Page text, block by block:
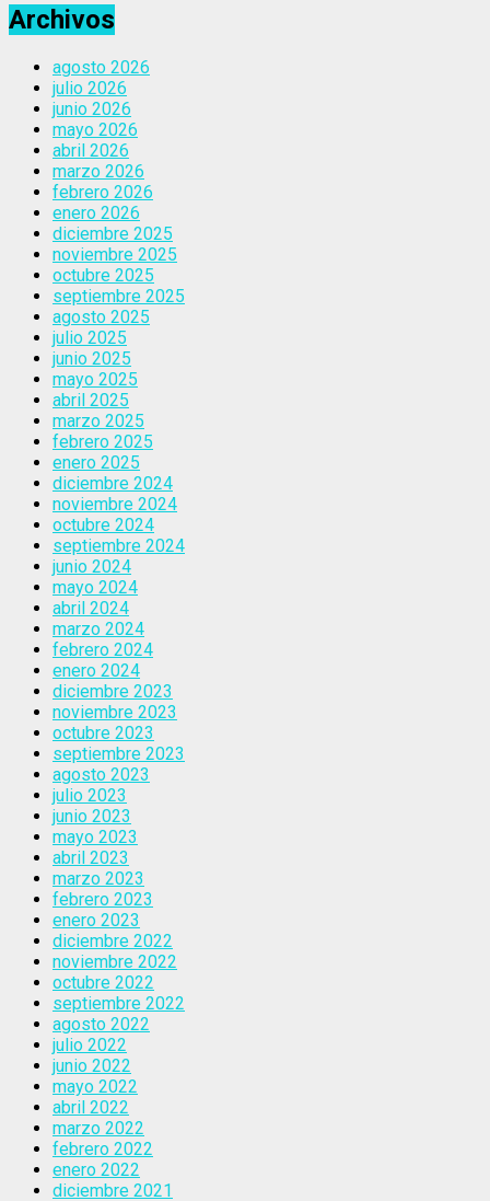
Archivos
agosto 2026
julio 2026
junio 2026
mayo 2026
abril 2026
marzo 2026
febrero 2026
enero 2026
diciembre 2025
noviembre 2025
octubre 2025
septiembre 2025
agosto 2025
julio 2025
junio 2025
mayo 2025
abril 2025
marzo 2025
febrero 2025
enero 2025
diciembre 2024
noviembre 2024
octubre 2024
septiembre 2024
junio 2024
mayo 2024
abril 2024
marzo 2024
febrero 2024
enero 2024
diciembre 2023
noviembre 2023
octubre 2023
septiembre 2023
agosto 2023
julio 2023
junio 2023
mayo 2023
abril 2023
marzo 2023
febrero 2023
enero 2023
diciembre 2022
noviembre 2022
octubre 2022
septiembre 2022
agosto 2022
julio 2022
junio 2022
mayo 2022
abril 2022
marzo 2022
febrero 2022
enero 2022
diciembre 2021